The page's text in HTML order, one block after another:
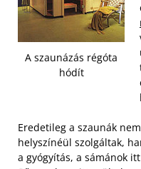
A szaunázás régóta
hódít
Eredetileg a szaunák
helyszínéül szolgáltak,
a gyógyítás, a sámánok